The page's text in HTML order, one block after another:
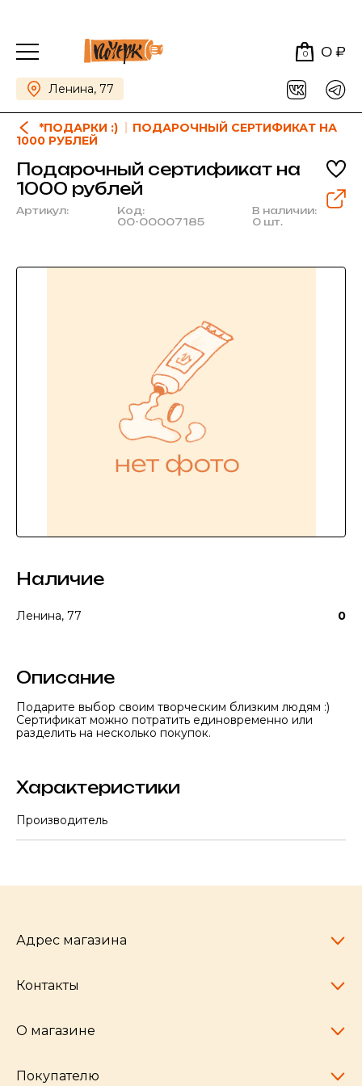
0 0 ₽
Ленина, 77
*ПОДАРКИ :)
ПОДАРОЧНЫЙ СЕРТИФИКАТ НА
1000 РУБЛЕЙ
Подарочный сертификат на
1000 рублей
Артикул:
Код:
00-00007185
В наличии:
0 шт.
Наличие
Ленина, 77 0
Описание
Подарите выбор своим творческим близким людям :)
Сертификат можно потратить единовременно или
разделить на несколько покупок.
Характеристики
Производитель
Адрес магазина
Челябинск,
Контакты
pocherkartshop@mail.ru
hello@pocherkartshop.ru
О магазине
Наши истории
Покупателю